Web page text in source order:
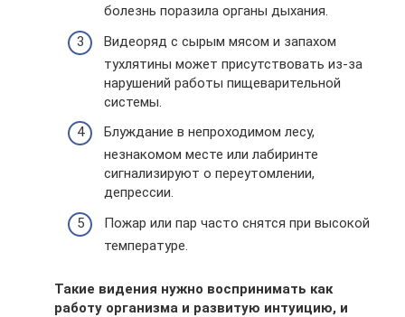
болезнь поразила органы дыхания.
Видеоряд с сырым мясом и запахом
тухлятины может присутствовать из-за
нарушений работы пищеварительной
системы.
Блуждание в непроходимом лесу,
незнакомом месте или лабиринте
сигнализируют о переутомлении,
депрессии.
Пожар или пар часто снятся при высокой
температуре.
Такие видения нужно воспринимать как
работу организма и развитую интуицию, и